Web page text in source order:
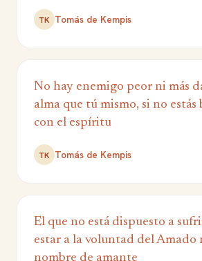
TK Tomás de Kempis
No hay enemigo peor ni más
alma que tú mismo, si no estás
con el espíritu
TK Tomás de Kempis
El que no está dispuesto a
estar a la voluntad del Amado
nombre de amante